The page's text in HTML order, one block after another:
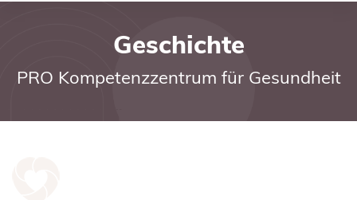
Geschichte
PRO Kompetenzzentrum für Gesundheit